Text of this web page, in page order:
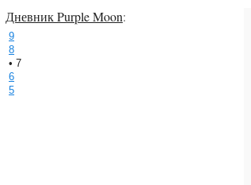
Дневник Purple Moon:
9
8
• 7
6
5